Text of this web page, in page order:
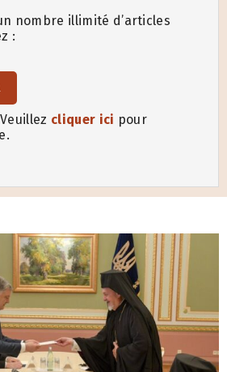
nombre illimité d’articles
:
cliquer ici pour